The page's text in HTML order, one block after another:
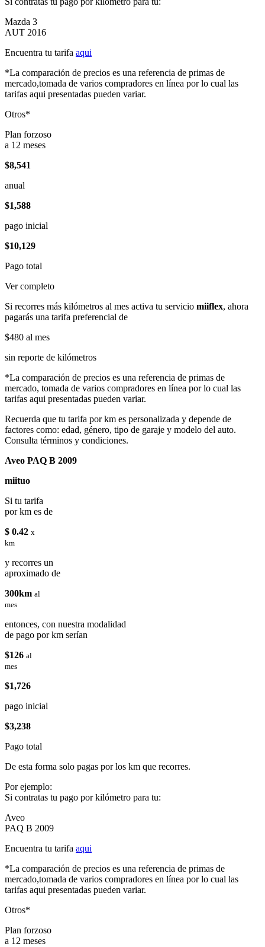
Mazda 3
AUT 2016
Encuentra tu tarifa aqui
*La comparación de precios es una referencia de primas de
mercado,tomada de varios compradores en línea por lo cual las
tarifas aqui presentadas pueden variar.
Otros*
Plan forzoso
a 12 meses
$8,541
anual
$1,588
pago inicial
$10,129
Pago total
Ver completo
Si recorres más kilómetros al mes activa tu servicio miiflex, ahora
pagarás una tarifa preferencial de
$480 al mes
sin reporte de kilómetros
*La comparación de precios es una referencia de primas de
mercado, tomada de varios compradores en línea por lo cual las
tarifas aqui presentadas pueden variar.
Recuerda que tu tarifa por km es personalizada y depende de
factores como: edad, género, tipo de garaje y modelo del auto.
Consulta términos y condiciones.
Aveo PAQ B 2009
miituo
Si tu tarifa
por km es de
$ 0.42 x
km
y recorres un
aproximado de
300km al
mes
entonces, con nuestra modalidad
de pago por km serían
$126 al
mes
$1,726
pago inicial
$3,238
Pago total
De esta forma solo pagas por los km que recorres.
Por ejemplo:
Si contratas tu pago por kilómetro para tu:
Aveo
PAQ B 2009
Encuentra tu tarifa aqui
*La comparación de precios es una referencia de primas de
mercado,tomada de varios compradores en línea por lo cual las
tarifas aqui presentadas pueden variar.
Otros*
Plan forzoso
a 12 meses